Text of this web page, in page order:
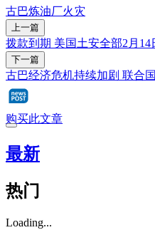
古巴炼油厂火灾
上一篇
拨款到期 美国土安全部2月14
下一篇
古巴经济危机持续加剧 联合
购买此文章
最新
热门
Loading...